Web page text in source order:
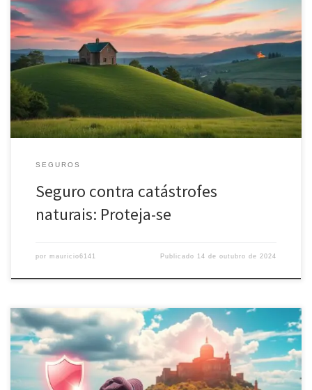
Você está preparado para os desafios das catástrofes naturais? Um
terremoto ou uma inundação repentina pode ser muito
prejudicial. Esses eventos afetam muito emocional e
financeiramente. Mas o seguro contra catástrofes naturais pode
ajudar a proteger você e sua família. Principais Pontos de
Aprendizagem Entenda a importância de ter cobertura […]
SEGUROS
Seguro contra catástrofes
naturais: Proteja-se
por mauricio6141 Publicado 14 de outubro de 2024
Descubra como o seguro viagem internacional pode proteger sua